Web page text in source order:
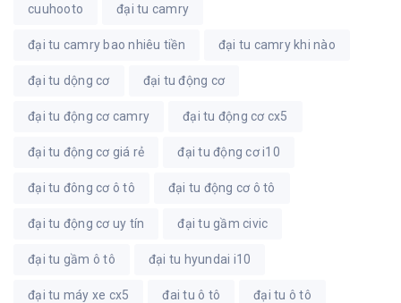
cuuhooto đại tu camry
đại tu camry bao nhiêu tiền đại tu camry khi nào
đại tu dộng cơ đại tu động cơ
đại tu động cơ camry đại tu động cơ cx5
đại tu động cơ giá rẻ đại tu động cơ i10
đại tu đông cơ ô tô đại tu động cơ ô tô
đại tu động cơ uy tín đại tu gầm civic
đại tu gầm ô tô đại tu hyundai i10
đại tu máy xe cx5 đai tu ô tô đại tu ô tô